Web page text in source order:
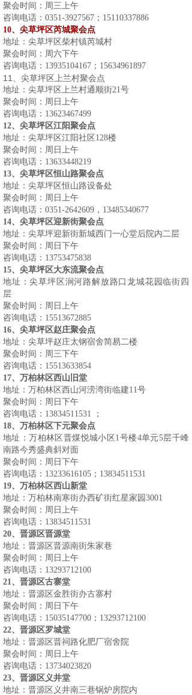
聚会时间：周三上午
咨询电话： 0351-3927567 ； 15110337886
10、尖草坪区芮城聚会点
地址：尖草坪区柴村镇芮城村
聚会时间：周六下午
咨询电话： 13935104167 ； 15634961897
11 、尖草坪区上兰村聚会点
地址：尖草坪区上兰村通顺街21号
聚会时间：周日上午
咨询电话： 13623467499
12、尖草坪区江阳聚会点
地址：尖草坪区江阳社区 128楼
聚会时间：周日上午
咨询电话： 13633448219
13、尖草坪区恒山路聚会点
地址：尖草坪区恒山路设备处
聚会时间：周日上午
咨询电话： 0351-2642609，13485340677
14、尖草坪区迎新街聚会点
地址：尖草坪迎新街新城西门一心堂后院内二层
聚会时间：周日下午
咨询电话： 13753475838
15、尖草坪区大东流聚会点
地址：尖草坪区涧河路解放路口龙城花园临街四
层
聚会时间：周日上午
咨询电话： 15513672885
16、尖草坪区赵庄聚会点
地址：尖草坪赵庄太钢宿舍简易二楼
聚会时间：周三下午
咨询电话： 15513633854
17、万柏林区西山旧堂
地址：万柏林区西山河涝湾街临建11号
聚会时间：周日下午
咨询电话： 13834511531 ；
18、万柏林区下元聚会点
地址：万柏林区晋煤悦城小区 1号楼4单元5层千峰
南路今秀盛典斜对面
聚会时间：周日下午
咨询电话： 13233616105 ； 13834511531
19、万柏林区西山新堂
地址：万柏林南寒街办西矿街红星家园 3001
聚会时间：周日上午
咨询电话： 13834511531
20、晋源区晋源堂
地址：晋源区晋源南街朱家巷
聚会时间：周日上午
咨询电话： 13293712100
21、晋源区古寨堂
地址：晋源区金胜街办古寨村
聚会时间：周日下午
咨询电话： 15035147700 ； 13293712100
22、晋源区罗城堂
地址：晋源区晋祠路化肥厂宿舍院
聚会时间：周日上午
咨询电话： 13734023820
23、晋源区义井堂
地址：晋源区义井南三巷锅炉房院内